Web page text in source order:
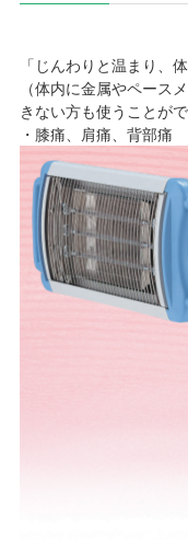
「じんわりと温まり、
（体内に金属やペース
きない方も使うことが
・膝痛、肩痛、背部痛